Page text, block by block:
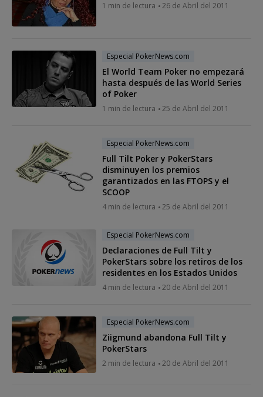
1 min de lectura 26 de Abril del 2011
Especial PokerNews.com
El World Team Poker no empezará
hasta después de las World Series
of Poker
1 min de lectura 25 de Abril del 2011
Especial PokerNews.com
Full Tilt Poker y PokerStars
disminuyen los premios
garantizados en las FTOPS y el
SCOOP
4 min de lectura 25 de Abril del 2011
Especial PokerNews.com
Declaraciones de Full Tilt y
PokerStars sobre los retiros de los
residentes en los Estados Unidos
4 min de lectura 20 de Abril del 2011
Especial PokerNews.com
Ziigmund abandona Full Tilt y
PokerStars
2 min de lectura 20 de Abril del 2011